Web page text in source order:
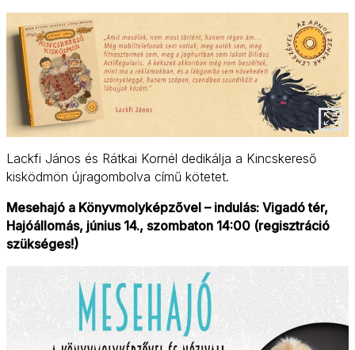
Lackfi János és Rátkai Kornél dedikálja a Kincskereső
kisködmön újragombolva című kötetet.
Mesehajó a Könyvmolyképzővel – indulás: Vigadó tér,
Hajóállomás, június 14., szombaton 14:00 (regisztráció
szükséges!)